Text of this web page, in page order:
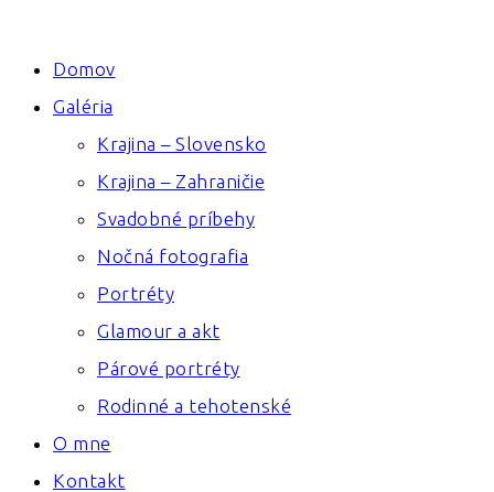
Domov
Galéria
Krajina – Slovensko
Krajina – Zahraničie
Svadobné príbehy
Nočná fotografia
Portréty
Glamour a akt
Párové portréty
Rodinné a tehotenské
O mne
Kontakt